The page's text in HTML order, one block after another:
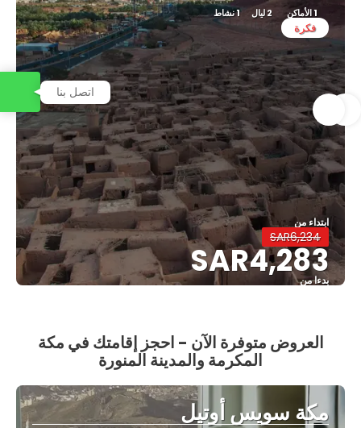
1 الأماكن 2 ليال 1 نشاط
فكرة
ابتداء من
SAR6,234
SAR4,283
بدءا من
العروض متوفرة الآن - احجز إقامتك في مكة
المكرمة والمدينة المنورة
مكة سويس أوتيل
اتصل بنا